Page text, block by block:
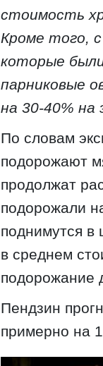
стоимость
Кроме того,
которые
парниковые
на 30-40%
По словам
подорожают
продолжат
подорожали
поднимутся в
в среднем
подорожание
Пендзин
примерно на